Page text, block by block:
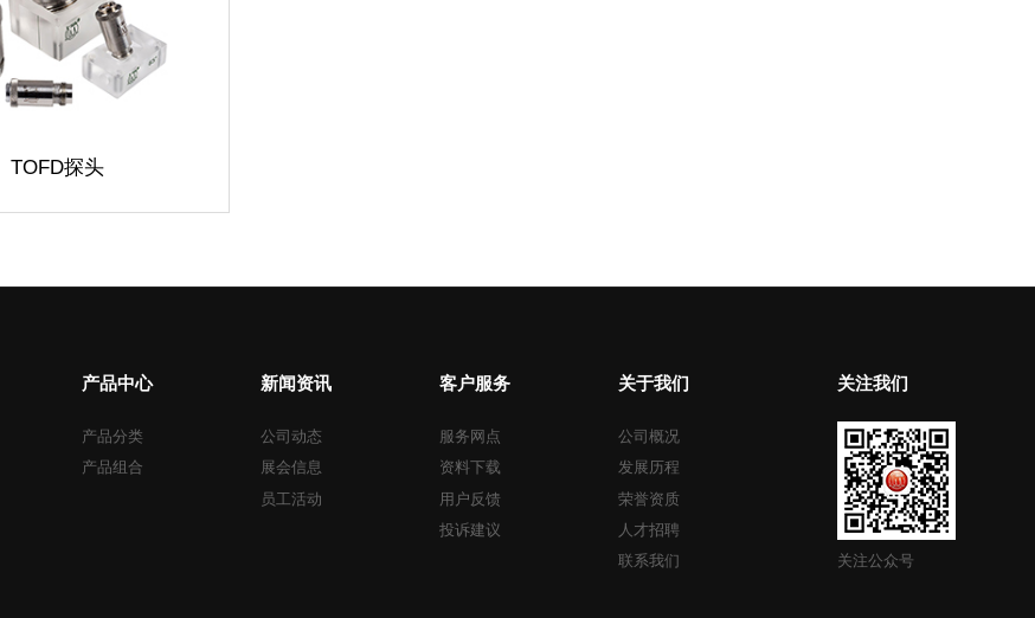
TOFD探头
产品中心
产品分类
产品组合
新闻资讯
公司动态
展会信息
员工活动
客户服务
服务网点
资料下载
用户反馈
投诉建议
关于我们
公司概况
发展历程
荣誉资质
人才招聘
联系我们
关注我们
关注公众号